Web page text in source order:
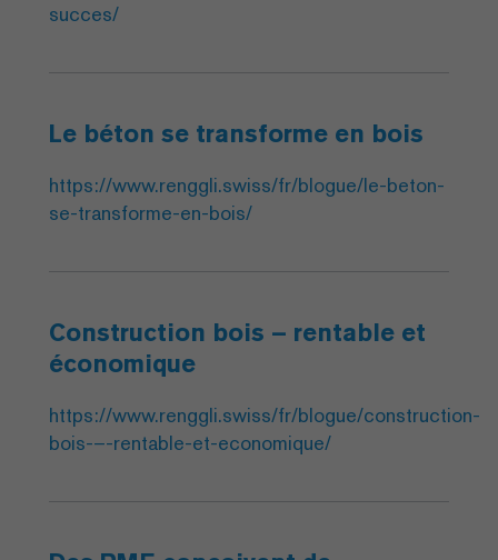
succes/
Le béton se transforme en bois
https://www.renggli.swiss/fr/blogue/le-beton-
se-transforme-en-bois/
Construction bois – rentable et
économique
https://www.renggli.swiss/fr/blogue/construction-
bois-–-rentable-et-economique/